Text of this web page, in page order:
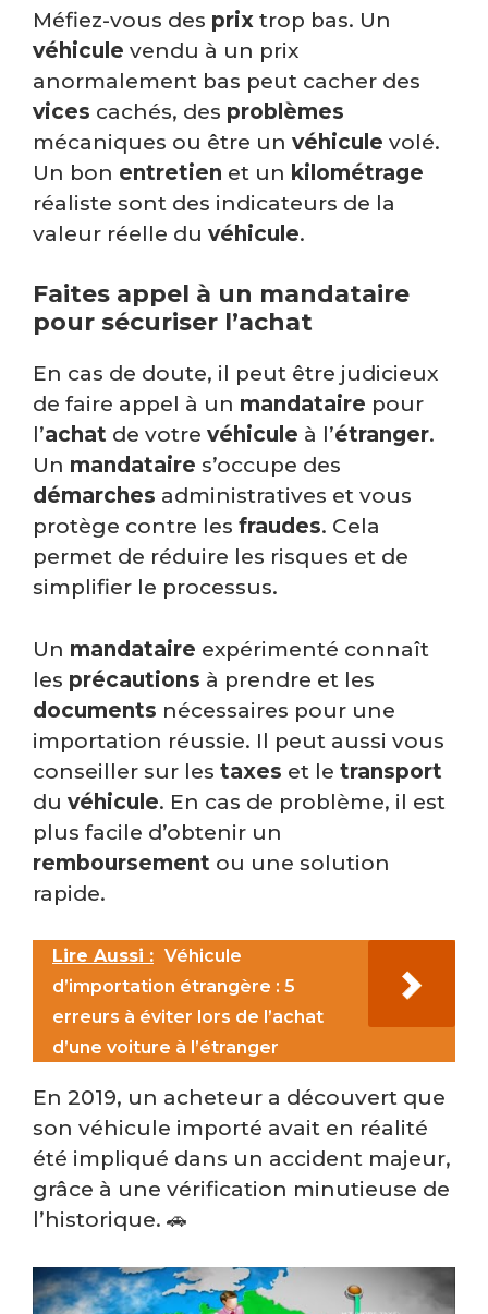
Méfiez-vous des prix trop bas. Un
véhicule vendu à un prix
anormalement bas peut cacher des
vices cachés, des problèmes
mécaniques ou être un véhicule volé.
Un bon entretien et un kilométrage
réaliste sont des indicateurs de la
valeur réelle du véhicule.
Faites appel à un mandataire
pour sécuriser l’achat
En cas de doute, il peut être judicieux
de faire appel à un mandataire pour
l’achat de votre véhicule à l’étranger.
Un mandataire s’occupe des
démarches administratives et vous
protège contre les fraudes. Cela
permet de réduire les risques et de
simplifier le processus.
Un mandataire expérimenté connaît
les précautions à prendre et les
documents nécessaires pour une
importation réussie. Il peut aussi vous
conseiller sur les taxes et le transport
du véhicule. En cas de problème, il est
plus facile d’obtenir un
remboursement ou une solution
rapide.
Lire Aussi : Véhicule
d’importation étrangère : 5
erreurs à éviter lors de l’achat
d’une voiture à l’étranger
En 2019, un acheteur a découvert que
son véhicule importé avait en réalité
été impliqué dans un accident majeur,
grâce à une vérification minutieuse de
l’historique. 🚗